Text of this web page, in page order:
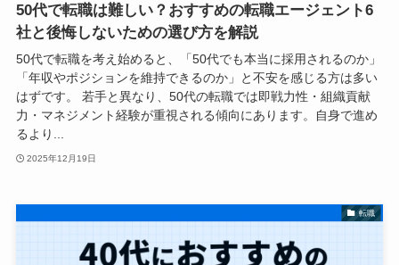
50代で転職は難しい？おすすめの転職エージェント6
社と後悔しないための選び方を解説
50代で転職を考え始めると、「50代でも本当に採用されるのか」
「年収やポジションを維持できるのか」と不安を感じる方は多い
はずです。 若手と異なり、50代の転職では即戦力性・組織貢献
力・マネジメント経験が重視される傾向にあります。自身で進め
るより...
2025年12月19日
転職